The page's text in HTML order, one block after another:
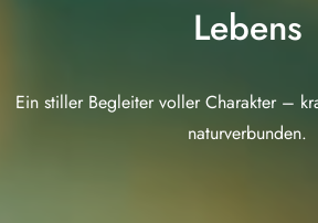
Lebens
Ein stiller Begleiter voller Charakter –
naturverbunden.